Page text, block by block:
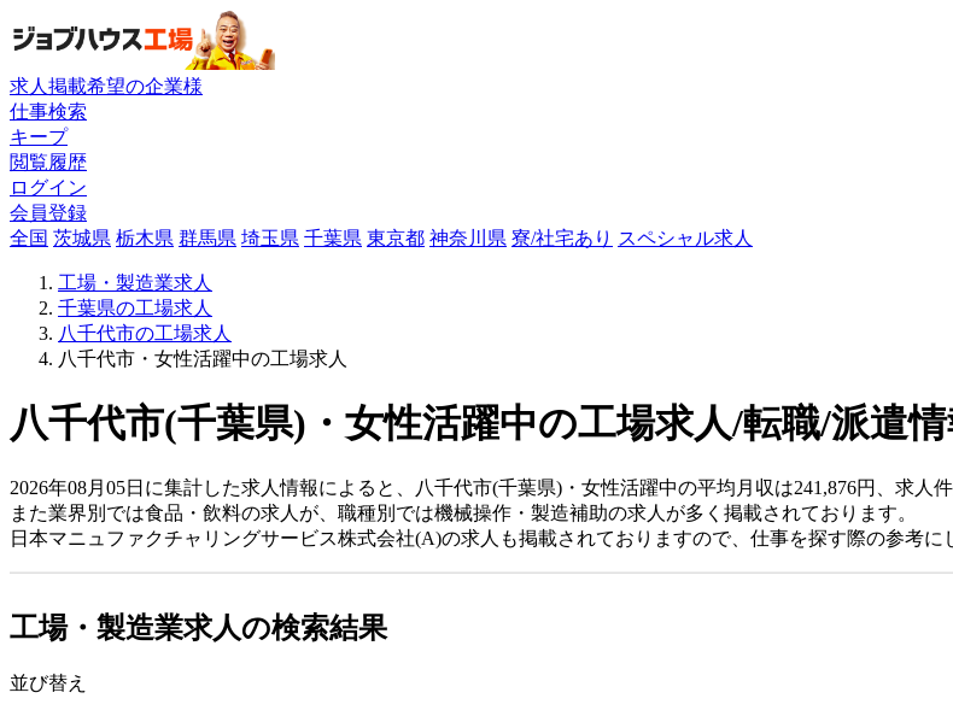
求人掲載希望の企業様
仕事検索
キープ
閲覧履歴
ログイン
会員登録
全国 茨城県 栃木県 群馬県 埼玉県 千葉県 東京都 神奈川県 寮/社宅あり スペシャル求人
工場・製造業求人
千葉県の工場求人
八千代市の工場求人
八千代市・女性活躍中の工場求人
八千代市(千葉県)・女性活躍中の工場求人/転職/派遣
2026年08月05日に集計した求人情報によると、八千代市(千葉県)・女性活躍中の平均月収は241,876円、求人
また業界別では食品・飲料の求人が、職種別では機械操作・製造補助の求人が多く掲載されております。
日本マニュファクチャリングサービス株式会社(A)の求人も掲載されておりますので、仕事を探す際の参考に
工場・製造業求人の検索結果
並び替え